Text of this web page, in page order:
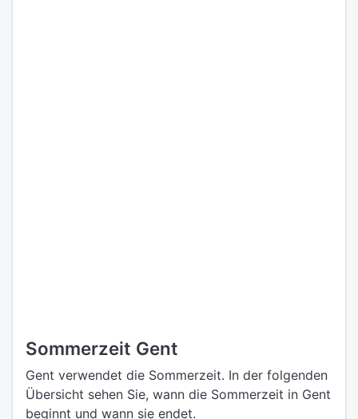
Sommerzeit Gent
Gent verwendet die Sommerzeit. In der folgenden
Übersicht sehen Sie, wann die Sommerzeit in Gent
beginnt und wann sie endet.